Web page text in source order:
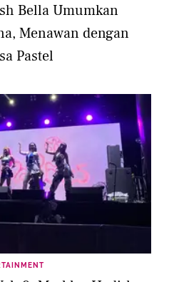
Bella Umumkan
Menawan dengan
Pastel